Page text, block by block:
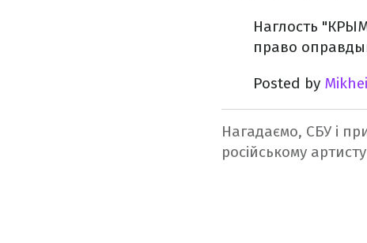
Наглость
право
Posted by
Нагадаємо, СБУ і
російському